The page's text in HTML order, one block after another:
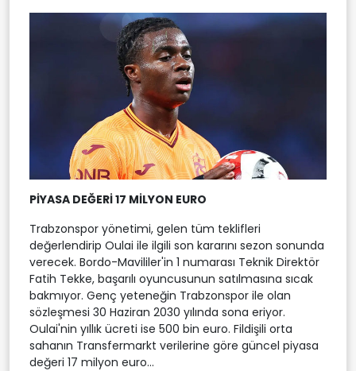
PİYASA DEĞERİ 17 MİLYON EURO
Trabzonspor yönetimi, gelen tüm teklifleri
değerlendirip Oulai ile ilgili son kararını sezon sonunda
verecek. Bordo-Mavililer'in 1 numarası Teknik Direktör
Fatih Tekke, başarılı oyuncusunun satılmasına sıcak
bakmıyor. Genç yeteneğin Trabzonspor ile olan
sözleşmesi 30 Haziran 2030 yılında sona eriyor.
Oulai'nin yıllık ücreti ise 500 bin euro. Fildişili orta
sahanın Transfermarkt verilerine göre güncel piyasa
değeri 17 milyon euro...